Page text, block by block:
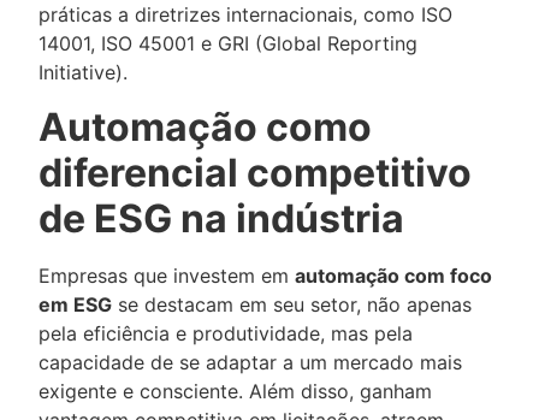
práticas a diretrizes internacionais, como ISO
14001, ISO 45001 e GRI (Global Reporting
Initiative).
Automação como
diferencial competitivo
de ESG na indústria
Empresas que investem em automação com foco
em ESG se destacam em seu setor, não apenas
pela eficiência e produtividade, mas pela
capacidade de se adaptar a um mercado mais
exigente e consciente. Além disso, ganham